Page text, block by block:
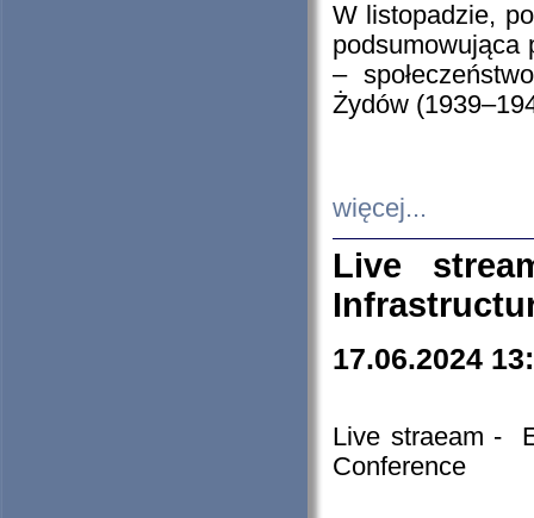
W listopadzie,
podsumowująca
–
Żydów
więcej...
Live
17.06.2024
Live straeam -
Conference